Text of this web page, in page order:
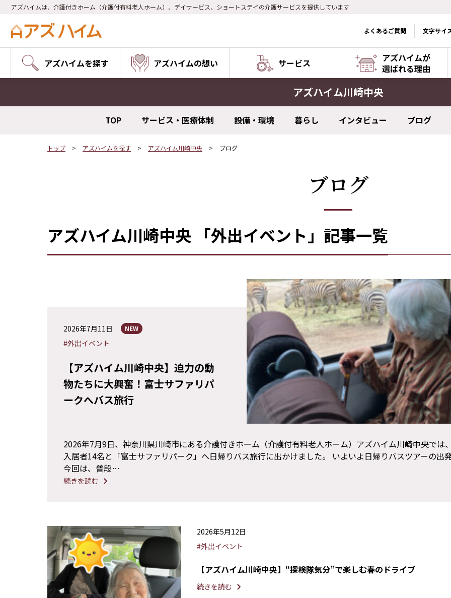
アズハイムは、介護付きホーム（介護付有料老人ホーム）、デイサービス、ショートステイの介護サービスを提供しています
よくあるご質問 文字サイ
アズハイムを探す アズハイムの想い サービス
アズハイムが
選ばれる理由
アズハイム川崎中央
TOP サービス・医療体制 設備・環境 暮らし インタビュー ブログ
トップ アズハイムを探す アズハイム川崎中央 ブログ
ブログ
アズハイム川崎中央 「外出イベント」記事一覧
2026年7月11日 NEW
#外出イベント
【アズハイム川崎中央】迫力の動
物たちに大興奮！富士サファリパ
ークへバス旅行
2026年7月9日、神奈川県川崎市にある介護付きホーム（介護付有料老人ホーム）アズハイム川崎中央では
入居者14名と「富士サファリパーク」へ日帰りバス旅行に出かけました。 いよいよ日帰りバスツアーの出
今回は、普段…
続きを読む
2026年5月12日
#外出イベント
【アズハイム川崎中央】“探検隊気分”で楽しむ春のドライブ
続きを読む